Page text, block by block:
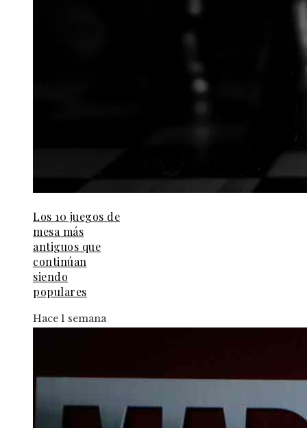
Los 10 juegos de
mesa más
antiguos que
continúan
siendo
populares
Hace 1 semana